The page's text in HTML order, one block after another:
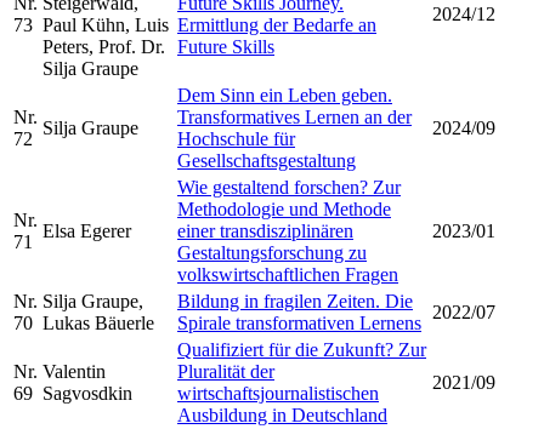
73 Paul Kühn, Luis
Peters, Prof. Dr.
Silja Graupe
Ermittlung der Bedarfe an
Future Skills
2024/12
Nr.
72
Silja Graupe
Dem Sinn ein Leben geben.
Transformatives Lernen an der
Hochschule für
Gesellschaftsgestaltung
2024/09
Nr.
71
Elsa Egerer
Wie gestaltend forschen? Zur
Methodologie und Methode
einer transdisziplinären
Gestaltungsforschung zu
volkswirtschaftlichen Fragen
2023/01
Nr.
70
Silja Graupe,
Lukas Bäuerle
Bildung in fragilen Zeiten. Die
Spirale transformativen Lernens
2022/07
Nr.
69
Valentin
Sagvosdkin
Qualifiziert für die Zukunft? Zur
Pluralität der
wirtschaftsjournalistischen
Ausbildung in Deutschland
2021/09